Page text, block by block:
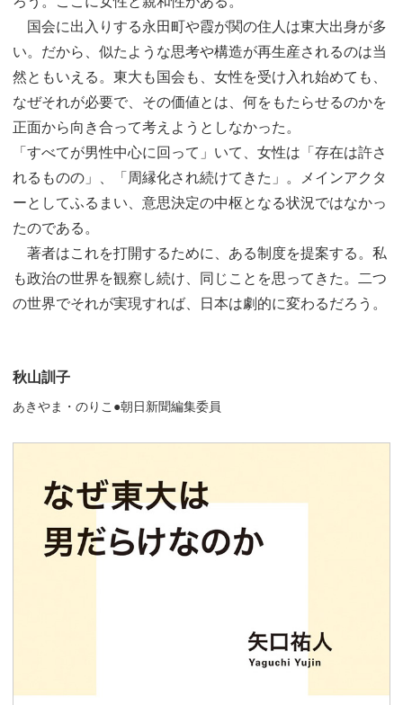
国会に出入りする永田町や霞が関の住人は東大出身が多
い。だから、似たような思考や構造が再生産されるのは当
然ともいえる。東大も国会も、女性を受け入れ始めても、
なぜそれが必要で、その価値とは、何をもたらせるのかを
正面から向き合って考えようとしなかった。
「すべてが男性中心に回って」いて、女性は「存在は許さ
れるものの」、「周縁化され続けてきた」。メインアクタ
ーとしてふるまい、意思決定の中枢となる状況ではなかっ
たのである。
著者はこれを打開するために、ある制度を提案する。私
も政治の世界を観察し続け、同じことを思ってきた。二つ
の世界でそれが実現すれば、日本は劇的に変わるだろう。
秋山訓子
あきやま・のりこ●朝日新聞編集委員